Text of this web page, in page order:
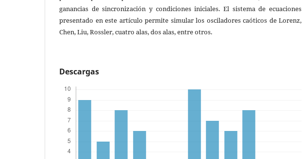
ganancias de sincronización y condiciones iniciales. El sistema de ecuaciones
presentado en este artículo permite simular los osciladores caóticos de Lorenz,
Chen, Liu, Rossler, cuatro alas, dos alas, entre otros.
Descargas